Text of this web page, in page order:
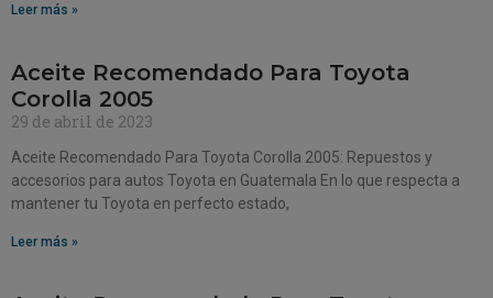
Leer más »
Aceite Recomendado Para Toyota
Corolla 2005
29 de abril de 2023
Aceite Recomendado Para Toyota Corolla 2005: Repuestos y
accesorios para autos Toyota en Guatemala En lo que respecta a
mantener tu Toyota en perfecto estado,
Leer más »